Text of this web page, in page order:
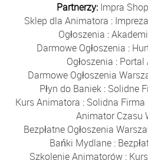
Partnerzy: Impra Shop
Sklep dla Animatora : Impreza
Ogłoszenia :
Darmowe Ogłoszenia :
Ogłoszenia : Portal
Darmowe Ogłoszenia
Płyn do Baniek: Solidne
Kurs Animatora : Solidna Firma
Animator Czasu
Bezpłatne Ogłoszenia
Bańki Mydlane:
Szkolenie Animatorów: